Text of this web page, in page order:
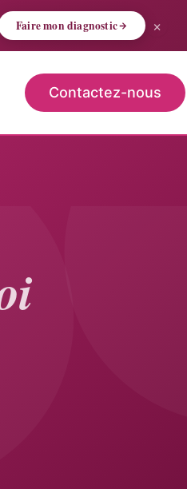
Faire mon diagnostic ×
Contactez-nous